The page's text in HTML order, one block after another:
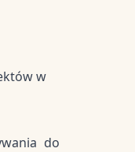
w
do